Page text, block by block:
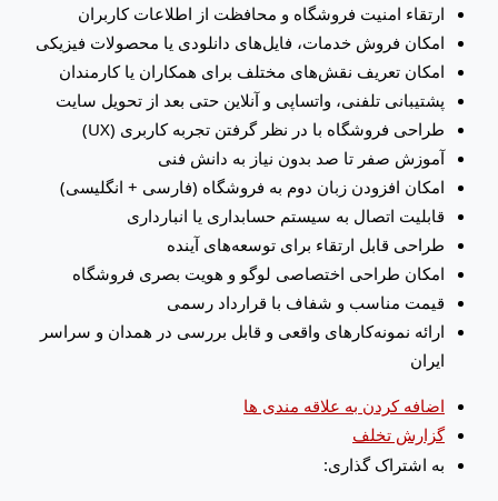
ارتقاء امنیت فروشگاه و محافظت از اطلاعات کاربران
امکان فروش خدمات، فایل‌های دانلودی یا محصولات فیزیکی
امکان تعریف نقش‌های مختلف برای همکاران یا کارمندان
پشتیبانی تلفنی، واتساپی و آنلاین حتی بعد از تحویل سایت
طراحی فروشگاه با در نظر گرفتن تجربه کاربری (UX)
آموزش صفر تا صد بدون نیاز به دانش فنی
امکان افزودن زبان دوم به فروشگاه (فارسی + انگلیسی)
قابلیت اتصال به سیستم حسابداری یا انبارداری
طراحی قابل ارتقاء برای توسعه‌های آینده
امکان طراحی اختصاصی لوگو و هویت بصری فروشگاه
قیمت مناسب و شفاف با قرارداد رسمی
ارائه نمونه‌کارهای واقعی و قابل بررسی در همدان و سراسر
ایران
اضافه کردن به علاقه مندی ها
گزارش تخلف
به اشتراک گذاری: